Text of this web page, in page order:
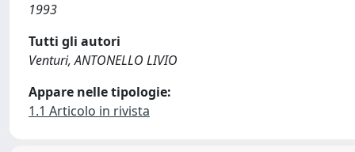
1993
Tutti gli autori
Venturi, ANTONELLO LIVIO
Appare nelle tipologie:
1.1 Articolo in rivista